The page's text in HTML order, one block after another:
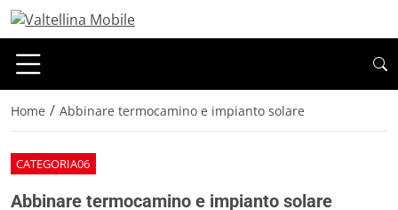
Home / Abbinare termocamino e impianto solare
CATEGORIA06
Abbinare termocamino e impianto solare